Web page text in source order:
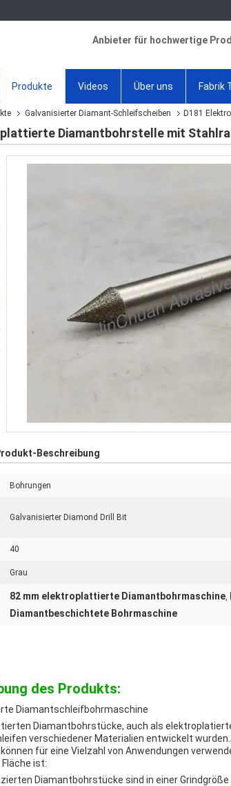
Anbieter für hochwertige
Produkte Videos Über uns Fabrik
Galvanisierter Diamant-Schleifscheiben D181
Diamantbohrstelle mit
Beschreibung
Bohrungen
Galvanisierter Diamond Drill Bit
40
Grau
82 mm elektroplattierte Diamantbohrmaschine,
Diamantbeschichtete Bohrmaschine
des Produkts:
Diamantschleifbohrmaschine
Diamantbohrstücke, auch als
verschiedener Materialien entwickelt
für eine Vielzahl von Anwendungen
Fläche ist:
Diamantbohrstücke sind in einer